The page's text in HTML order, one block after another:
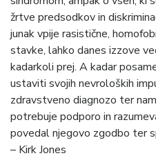
žrtve predsodkov in
junak vpije rasistične,
stavke, lahko danes izzove
kadarkoli prej. A kadar
ustaviti svojih nevroloških
zdravstveno diagnozo ter
potrebuje podporo in
povedal njegovo zgodbo ter
– Kirk Jones